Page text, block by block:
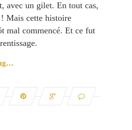
avec un gilet. En tout cas,
Mais cette histoire
mal commencé. Et ce fut